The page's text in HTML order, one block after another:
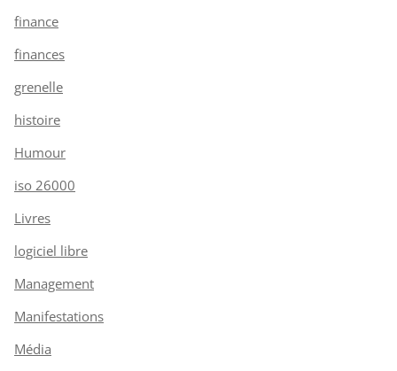
finance
finances
grenelle
histoire
Humour
iso 26000
Livres
logiciel libre
Management
Manifestations
Média